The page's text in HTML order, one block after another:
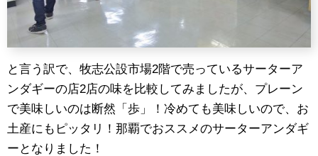
と言う訳で、牧志公設市場2階で売っているサーターア
ンダギーの店2店の味を比較してみましたが、プレーン
で美味しいのは断然「歩」！冷めても美味しいので、お
土産にもピッタリ！那覇でおススメのサーターアンダギ
ーとなりました！